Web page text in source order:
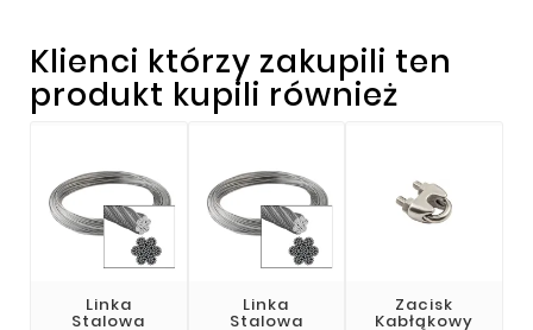
Klienci którzy zakupili ten
produkt kupili również
Linka
Stalowa
Linka
Stalowa
Zacisk
Kabłąkowy